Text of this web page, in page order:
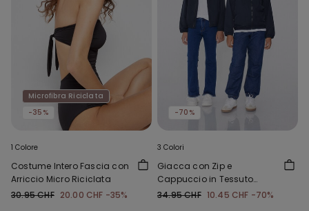
Microfibra Riciclata
-35%
1 Colore
Costume Intero Fascia con
Arriccio Micro Riciclata
30.95 CHF 20.00 CHF -35%
-70%
3 Colori
Giacca con Zip e
Cappuccio in Tessuto
Tecnico Bimbi Unisex
34.95 CHF 10.45 CHF -70%